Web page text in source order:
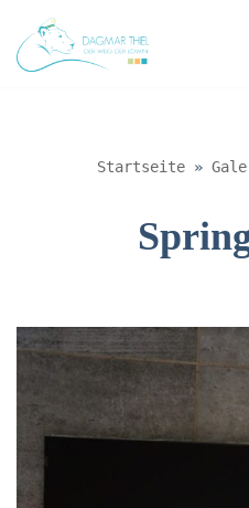
Zum
Startseite »